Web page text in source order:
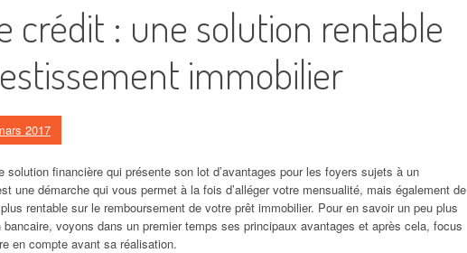
crédit : une solution rentable
immobilier
2017
solution financière qui présente son lot d’avantages pour les foyers sujets à un
une démarche qui vous permet à la fois d’alléger votre mensualité, mais également de
plus rentable sur le remboursement de votre prêt immobilier. Pour en savoir un peu plus
bancaire, voyons dans un premier temps ses principaux avantages et après cela, focus
en compte avant sa réalisation.